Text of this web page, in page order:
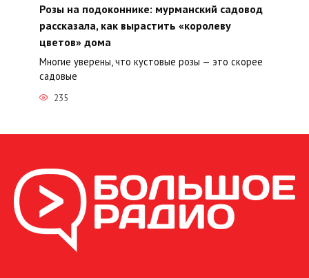
Розы на подоконнике: мурманский садовод
рассказала, как вырастить «королеву
цветов» дома
Многие уверены, что кустовые розы — это скорее
садовые
235